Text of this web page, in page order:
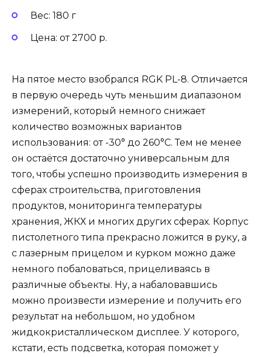
Вес: 180 г
Цена: от 2700 р.
На пятое место взобрался RGK PL-8. Отличается
в первую очередь чуть меньшим диапазоном
измерений, который немного снижает
количество возможных вариантов
использования: от -30° до 260°С. Тем не менее
он остаётся достаточно универсальным для
того, чтобы успешно производить измерения в
сферах строительства, приготовления
продуктов, мониторинга температуры
хранения, ЖКХ и многих других сферах. Корпус
пистолетного типа прекрасно ложится в руку, а
с лазерным прицелом и курком можно даже
немного побаловаться, прицеливаясь в
различные объекты. Ну, а набаловавшись
можно произвести измерение и получить его
результат на небольшом, но удобном
жидкокристаллическом дисплее. У которого,
кстати, есть подсветка, которая поможет у